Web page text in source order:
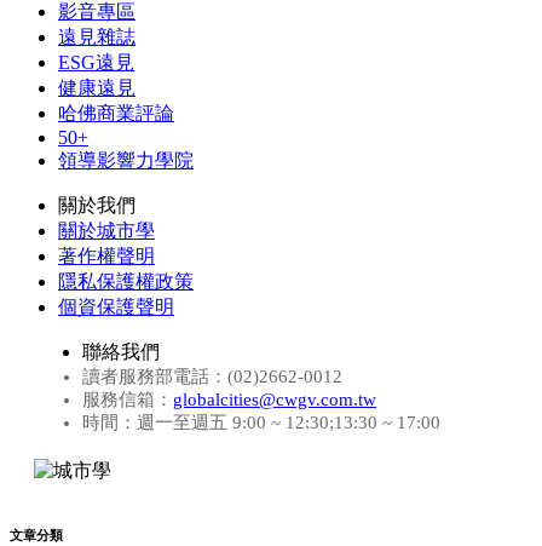
影音專區
遠見雜誌
ESG遠見
健康遠見
哈佛商業評論
50+
領導影響力學院
關於我們
關於城市學
著作權聲明
隱私保護權政策
個資保護聲明
聯絡我們
讀者服務部電話：(02)2662-0012
服務信箱： globalcities@cwgv.com.tw
時間：週一至週五 9:00 ~ 12:30;13:30 ~ 17:00
文章分類